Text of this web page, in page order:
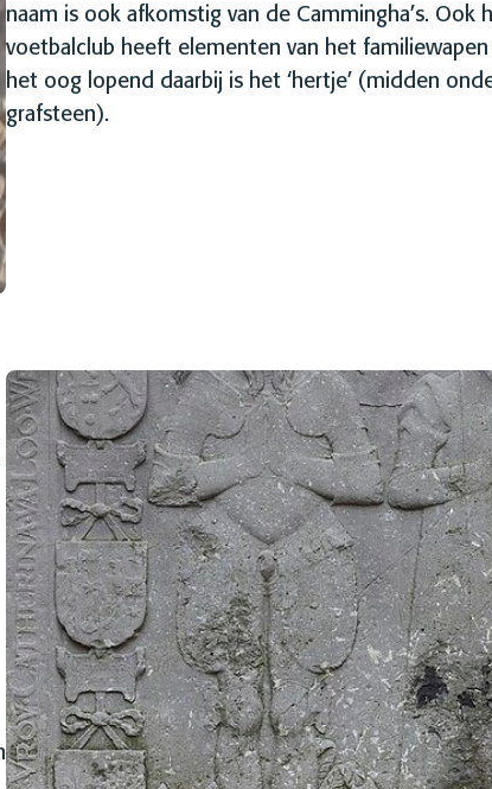
naam is ook afkomstig van de Cammingha’s. Ook
voetbalclub heeft elementen van het
het oog lopend daarbij is het ‘hertje’ (midden
grafsteen).